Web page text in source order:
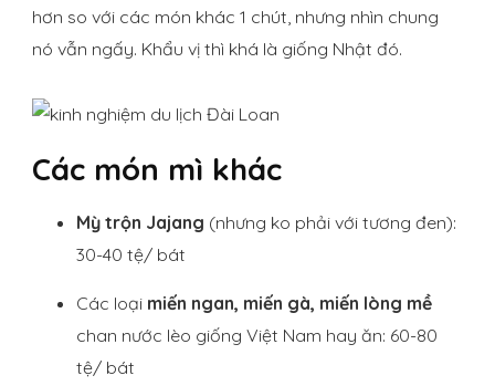
hơn so với các món khác 1 chút, nhưng nhìn chung
nó vẫn ngấy. Khẩu vị thì khá là giống Nhật đó.
Các món mì khác
Mỳ trộn Jajang (nhưng ko phải với tương đen):
30-40 tệ/ bát
Các loại miến ngan, miến gà, miến lòng mề
chan nước lèo giống Việt Nam hay ăn: 60-80
tệ/ bát